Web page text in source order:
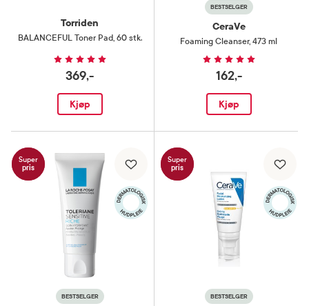
Torriden
BALANCEFUL Toner Pad, 60 stk.
369,-
Kjøp
BESTSELGER
CeraVe
Foaming Cleanser, 473 ml
162,-
Kjøp
Super
pris
BESTSELGER
Super
pris
BESTSELGER